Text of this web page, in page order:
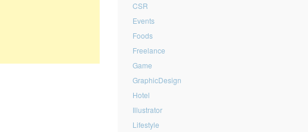
CSR
Events
Foods
Freelance
Game
GraphicDesign
Hotel
Illustrator
Lifestyle